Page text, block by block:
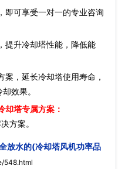
即可享受一对一的专业咨询
提升冷却塔性能，降低能
案，延长冷却塔使用寿命，
效果。
却塔专属方案：
方案。
放水的(冷却塔风机功率品
548.html